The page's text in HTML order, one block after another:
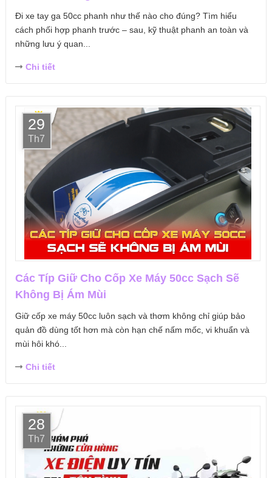
Đi xe tay ga 50cc phanh như thế nào cho đúng? Tìm hiểu
cách phối hợp phanh trước – sau, kỹ thuật phanh an toàn và
những lưu ý quan...
Chi tiết
29
Th7
Các Típ Giữ Cho Cốp Xe Máy 50cc Sạch Sẽ
Không Bị Ám Mùi
Giữ cốp xe máy 50cc luôn sạch và thơm không chỉ giúp bảo
quản đồ dùng tốt hơn mà còn hạn chế nấm mốc, vi khuẩn và
mùi hôi khó...
Chi tiết
28
Th7